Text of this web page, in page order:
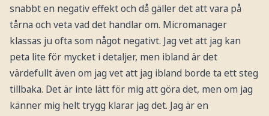
snabbt en negativ effekt och då gäller det att vara på
tårna och veta vad det handlar om. Micromanager
klassas ju ofta som något negativt. Jag vet att jag kan
peta lite för mycket i detaljer, men ibland är det
värdefullt även om jag vet att jag ibland borde ta ett steg
tillbaka. Det är inte lätt för mig att göra det, men om jag
känner mig helt trygg klarar jag det. Jag är en